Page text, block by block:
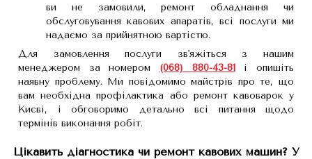
ви не замовили, ремонт обладнання чи
обслуговування кавових апаратів, всі послуги ми
надаємо за прийнятною вартістю.
Для замовлення послуги зв'яжіться з нашим
менеджером за номером (068) 880-43-81і опишіть
наявну проблему. Ми повідомимо майстрів про те, що
вам необхідна профілактика або ремонт кавоварок у
Києві, і обговоримо детально всі питання щодо
термінів виконання робіт.
Цікавить діагностика чи ремонт кавових машин? У